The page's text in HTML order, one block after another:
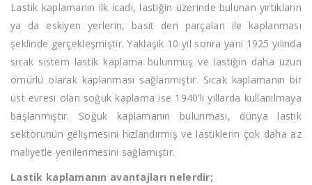
Lastik kaplamanın ilk icadı, lastiğin üzerinde bulunan yırtıkların
ya da eskiyen yerlerin, basit deri parçaları ile kaplanması
şeklinde gerçekleşmiştir. Yaklaşık 10 yıl sonra yani 1925 yılında
sıcak sistem lastik kaplama bulunmuş ve lastiğin daha uzun
ömürlü olarak kaplanması sağlanmıştır. Sıcak kaplamanın bir
üst evresi olan soğuk kaplama ise 1940’lı yıllarda kullanılmaya
başlanmıştır. Soğuk kaplamanın bulunması, dünya lastik
sektörünün gelişmesini hızlandırmış ve lastiklerin çok daha az
maliyetle yenilenmesini sağlamıştır.
Lastik kaplamanın avantajları nelerdir;